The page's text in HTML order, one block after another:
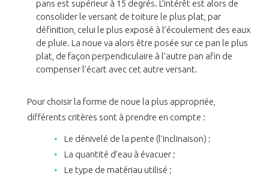
pans est supérieur à 15 degrés. L’intérêt est alors de
consolider le versant de toiture le plus plat, par
définition, celui le plus exposé à l’écoulement des eaux
de pluie. La noue va alors être posée sur ce pan le plus
plat, de façon perpendiculaire à l’autre pan afin de
compenser l’écart avec cet autre versant.
Pour choisir la forme de noue la plus appropriée,
différents critères sont à prendre en compte :
Le dénivelé de la pente (l’inclinaison) ;
La quantité d’eau à évacuer ;
Le type de matériau utilisé ;